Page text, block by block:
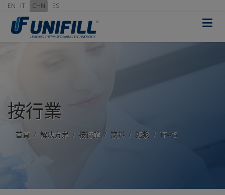
EN IT CHN ES
≡
按行業
首頁 解决方案 按行業 饮料 糖浆 TF-X5